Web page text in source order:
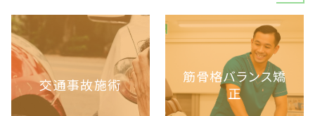
交通事故施術
筋骨格バランス矯
正